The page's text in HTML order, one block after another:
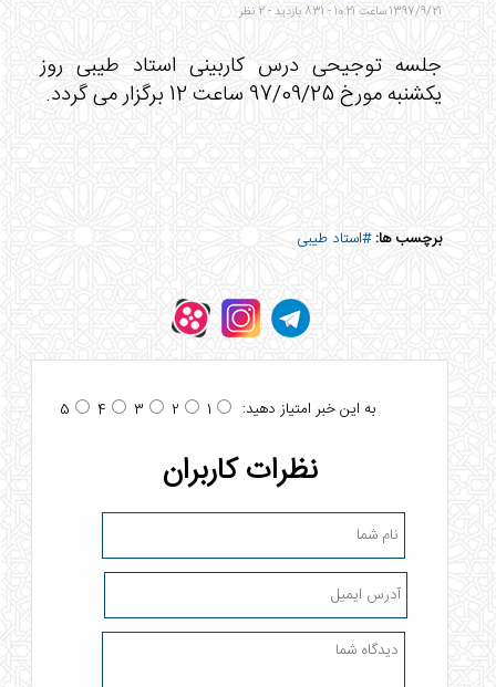
1397/9/21 ساعت 10:21 - 831 بازدید - 2 نظر
جلسه توجیحی درس کاربینی استاد طیبی روز
یکشنبه مورخ 97/09/25 ساعت 12 برگزار می گردد.
برچسب ها:#استاد طیبی
به این خبر امتیاز دهید: 1
2
3
4
5
نظرات کاربران